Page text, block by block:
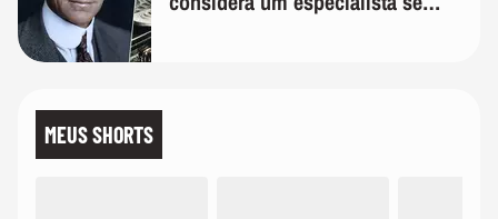
MEUS SHORTS